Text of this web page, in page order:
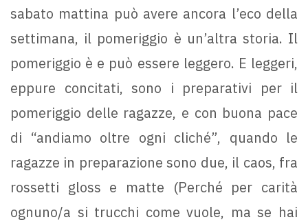
sabato mattina può avere ancora l’eco della
settimana, il pomeriggio è un’altra storia. Il
pomeriggio è e può essere leggero. E leggeri,
eppure concitati, sono i preparativi per il
pomeriggio delle ragazze, e con buona pace
di “andiamo oltre ogni cliché”, quando le
ragazze in preparazione sono due, il caos, fra
rossetti gloss e matte (Perché per carità
ognuno/a si trucchi come vuole, ma se hai